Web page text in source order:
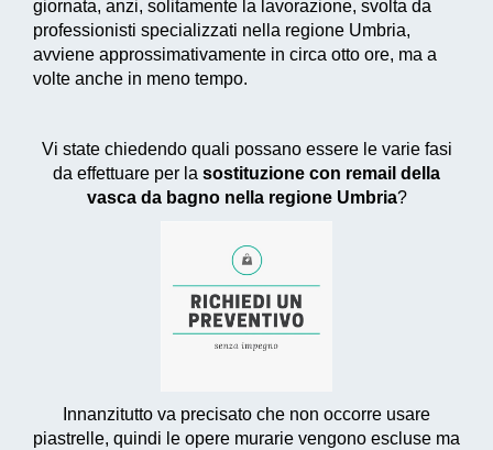
giornata, anzi, solitamente la lavorazione, svolta da
professionisti specializzati nella regione Umbria,
avviene approssimativamente in circa otto ore, ma a
volte anche in meno tempo.
Vi state chiedendo quali possano essere le varie fasi
da effettuare per la sostituzione con remail della
vasca da bagno nella regione Umbria?
Innanzitutto va precisato che non occorre usare
piastrelle, quindi le opere murarie vengono escluse ma